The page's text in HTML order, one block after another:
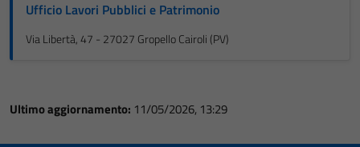
Ufficio Lavori Pubblici e Patrimonio
Via Libertà, 47 - 27027 Gropello Cairoli (PV)
Ultimo aggiornamento: 11/05/2026, 13:29